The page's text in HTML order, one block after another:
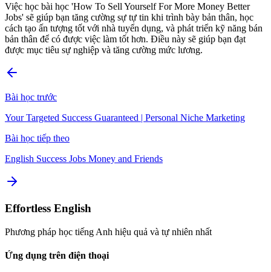
Việc học bài học 'How To Sell Yourself For More Money Better
Jobs' sẽ giúp bạn tăng cường sự tự tin khi trình bày bản thân, học
cách tạo ấn tượng tốt với nhà tuyển dụng, và phát triển kỹ năng bán
bản thân để có được việc làm tốt hơn. Điều này sẽ giúp bạn đạt
được mục tiêu sự nghiệp và tăng cường mức lương.
Bài học trước
Your Targeted Success Guaranteed | Personal Niche Marketing
Bài học tiếp theo
English Success Jobs Money and Friends
Effortless English
Phương pháp học tiếng Anh hiệu quả và tự nhiên nhất
Ứng dụng trên điện thoại